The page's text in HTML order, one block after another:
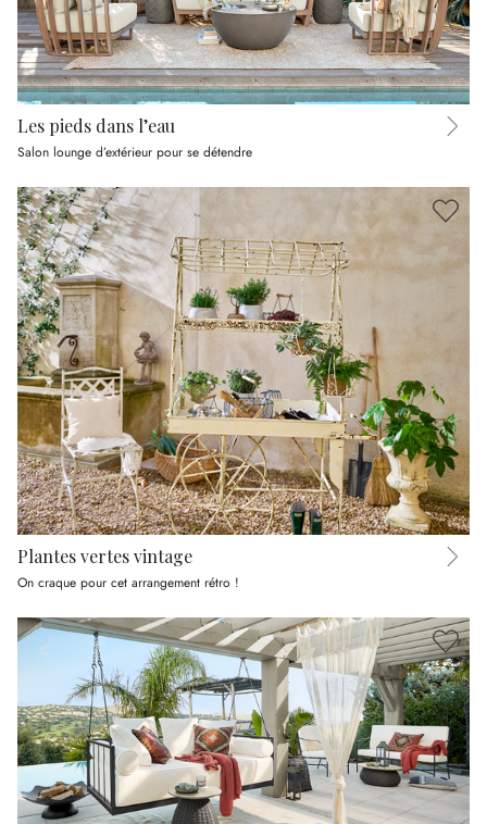
Les pieds dans l’eau
Salon lounge d’extérieur pour se détendre
Plantes vertes vintage
On craque pour cet arrangement rétro !